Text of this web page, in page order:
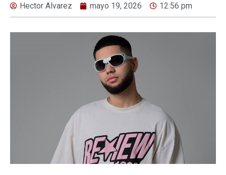
Hector Alvarez mayo 19, 2026 12:56 pm